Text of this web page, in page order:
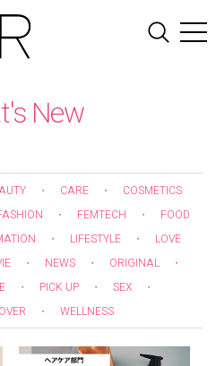
New
・ CARE ・
COSMETICS
・ FEMTECH ・
FOOD
・ LIFESTYLE ・
LOVE
・ NEWS ・ ORIGINAL
・
・ PICK UP ・ SEX
・
・ WELLNESS